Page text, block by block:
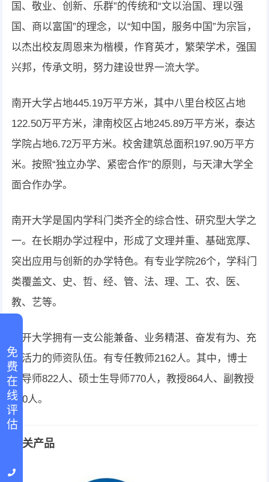
国、敬业、创新、乐群”的传统和“文以治国、理以强
国、商以富国”的理念，以“知中国，服务中国”为宗旨，
以杰出校友周恩来为楷模，作育英才，繁荣学术，强国
兴邦，传承文明，努力建设世界一流大学。
南开大学占地445.19万平方米，其中八里台校区占地
122.50万平方米，津南校区占地245.89万平方米，泰达
学院占地6.72万平方米。校舍建筑总面积197.90万平方
米。按照“独立办学、紧密合作”的原则，与天津大学全
面合作办学。
南开大学是国内学科门类齐全的综合性、研究型大学之
一。在长期办学过程中，形成了文理并重、基础宽厚、
突出应用与创新的办学特色。有专业学院26个，学科门
类覆盖文、史、哲、经、管、法、理、工、农、医、
教、艺等。
南开大学拥有一支公能兼备、业务精湛、奋发有为、充
满活力的师资队伍。有专任教师2162人。其中，博士
生导师822人、硕士生导师770人，教授864人、副教授
840人。
相关产品
免 费 在 线 评 估